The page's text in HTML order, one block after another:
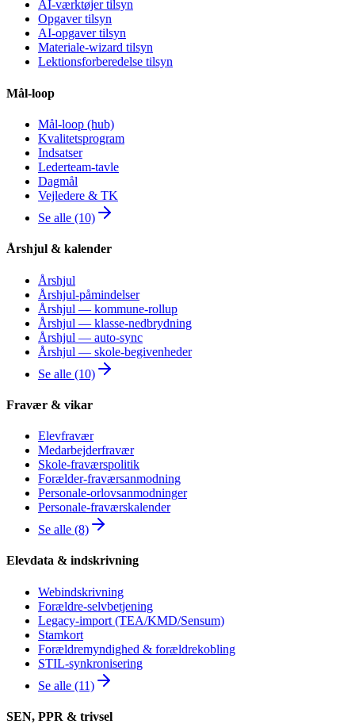
AI-værktøjer tilsyn
Opgaver tilsyn
AI-opgaver tilsyn
Materiale-wizard tilsyn
Lektionsforberedelse tilsyn
Mål-loop
Mål-loop (hub)
Kvalitetsprogram
Indsatser
Lederteam-tavle
Dagmål
Vejledere & TK
Se alle (10)
Årshjul & kalender
Årshjul
Årshjul-påmindelser
Årshjul — kommune-rollup
Årshjul — klasse-nedbrydning
Årshjul — auto-sync
Årshjul — skole-begivenheder
Se alle (10)
Fravær & vikar
Elevfravær
Medarbejderfravær
Skole-fraværspolitik
Forælder-fraværsanmodning
Personale-orlovsanmodninger
Personale-fraværskalender
Se alle (8)
Elevdata & indskrivning
Webindskrivning
Forældre-selvbetjening
Legacy-import (TEA/KMD/Sensum)
Stamkort
Forældremyndighed & forældrekobling
STIL-synkronisering
Se alle (11)
SEN, PPR & trivsel